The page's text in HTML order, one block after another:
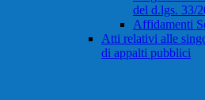
del d.lgs. 33/
Affidamenti
Atti relativi alle
di appalti pubblici